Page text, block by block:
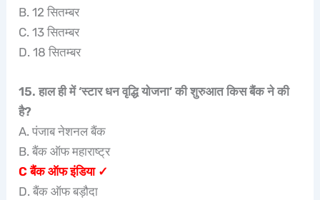
B. 12 सितम्बर
C. 13 सितम्बर
D. 18 सितम्बर
15. हाल ही में ‘स्टार धन वृद्धि योजना’ की शुरुआत किस बैंक ने की
है?
A. पंजाब नेशनल बैंक
B. बैंक ऑफ महाराष्ट्र
C बैंक ऑफ इंडिया ✓
D. बैंक ऑफ बड़ौदा